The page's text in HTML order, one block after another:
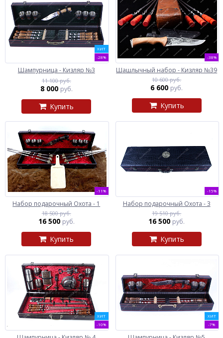
ХИТ
-28%
Шампурница - Кизляр №3
11 100 руб.
8 000 руб.
Купить
-38%
Шашлычный набор - Кизляр №39
10 600 руб.
6 600 руб.
Купить
-11%
Набор подарочный Охота - 1
18 500 руб.
16 500 руб.
Купить
-15%
Набор подарочный Охота - 3
19 510 руб.
16 500 руб.
Купить
ХИТ
-10%
ХИТ
-7%